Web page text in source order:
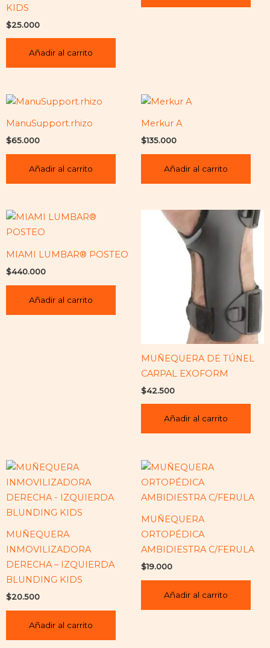
KIDS
$25.000
Añadir al carrito
ManuSupport.rhizo
$65.000
Añadir al carrito
Merkur A
$135.000
Añadir al carrito
MIAMI LUMBAR® POSTEO
$440.000
Añadir al carrito
MUÑEQUERA DE TÚNEL
CARPAL EXOFORM
$42.500
Añadir al carrito
MUÑEQUERA
INMOVILIZADORA
DERECHA – IZQUIERDA
BLUNDING KIDS
$20.500
Añadir al carrito
MUÑEQUERA
ORTOPÉDICA
AMBIDIESTRA C/FERULA
$19.000
Añadir al carrito